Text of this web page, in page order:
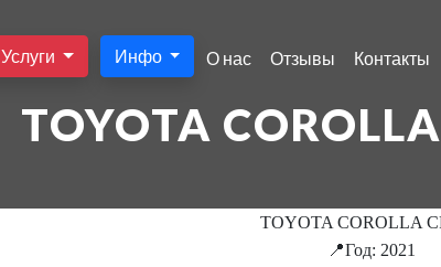
Услуги Инфо О нас Отзывы Контакты
TOYOTA
TOYOTA COROLLA
📍Год: 2021